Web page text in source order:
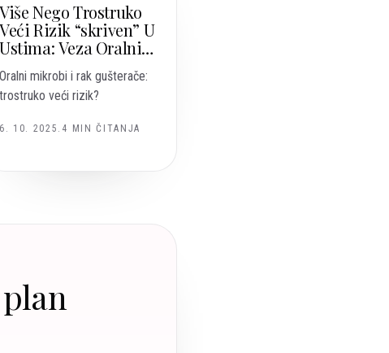
Više Nego Trostruko
Veći Rizik “skriven” U
Ustima: Veza Oralnih
Mikroba I Raka
Gušterače
Oralni mikrobi i rak gušterače:
trostruko veći rizik?
6. 10. 2025. 4 MIN ČITANJA